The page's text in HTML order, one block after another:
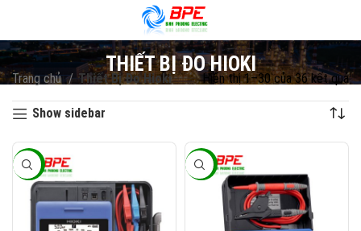
THIẾT BỊ ĐO HIOKI
Trang chủ Thiết Bị Đo Hioki Hiển thị 1–30 của 36 kết quả
Show sidebar
-23% -23%